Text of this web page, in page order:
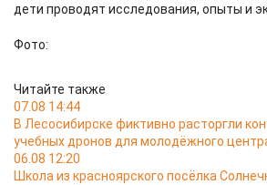
дети проводят исследования, опыты и
Фото:
Читайте также
07.08 14:44
В Лесосибирске фиктивно расторгли
учебных дронов для молодёжного
06.08 12:20
Школа из красноярского посёлка